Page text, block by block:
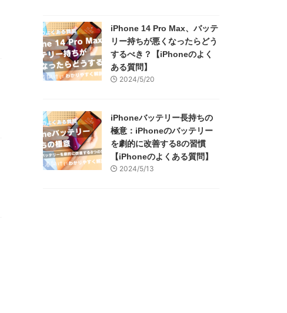
iPhone 14 Pro Max、バッテ
リー持ちが悪くなったらどう
するべき？【iPhoneのよく
ある質問】
2024/5/20
iPhoneバッテリー長持ちの
極意：iPhoneのバッテリー
を劇的に改善する8の習慣
【iPhoneのよくある質問】
2024/5/13